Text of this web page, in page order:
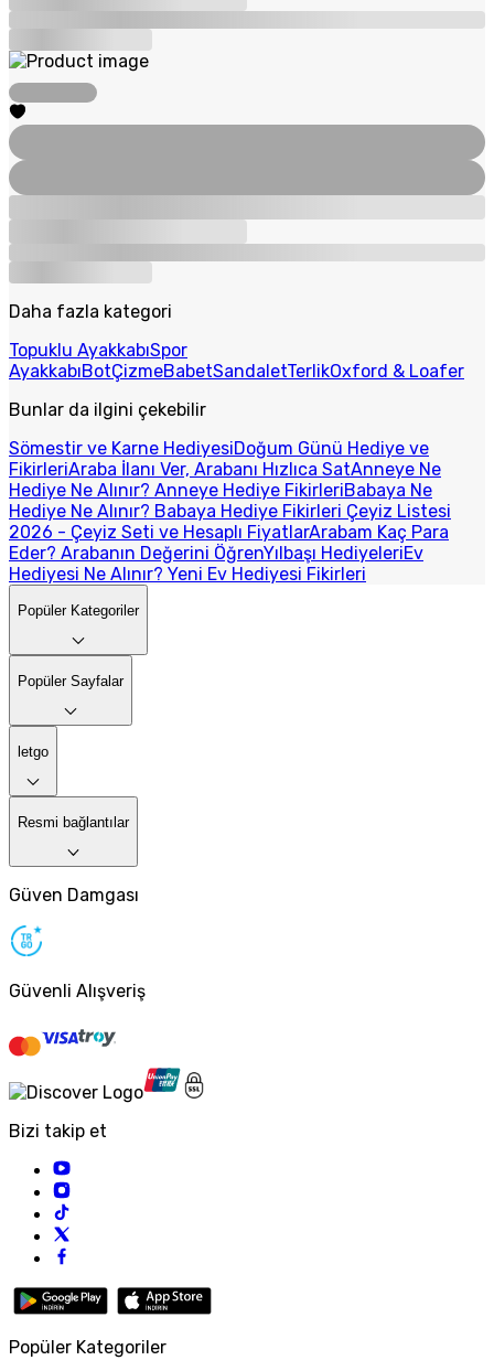
Daha fazla kategori
Topuklu AyakkabıSpor
AyakkabıBotÇizmeBabetSandaletTerlikOxford & Loafer
Bunlar da ilgini çekebilir
Sömestir ve Karne HediyesiDoğum Günü Hediye ve
FikirleriAraba İlanı Ver, Arabanı Hızlıca SatAnneye Ne
Hediye Ne Alınır? Anneye Hediye FikirleriBabaya Ne
Hediye Ne Alınır? Babaya Hediye Fikirleri Çeyiz Listesi
2026 - Çeyiz Seti ve Hesaplı FiyatlarArabam Kaç Para
Eder? Arabanın Değerini ÖğrenYılbaşı HediyeleriEv
Hediyesi Ne Alınır? Yeni Ev Hediyesi Fikirleri
Popüler Kategoriler
Popüler Sayfalar
letgo
Resmi bağlantılar
Güven Damgası
Güvenli Alışveriş
Bizi takip et
Popüler Kategoriler